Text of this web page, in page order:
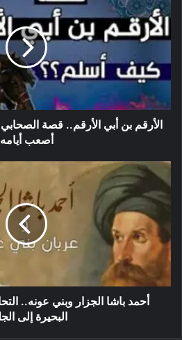
الأرقم بن أبي الأرقم.. قصة
أصعب أيامه
أحمد باشا الجزار وبني عونه..
البحيرة إلى